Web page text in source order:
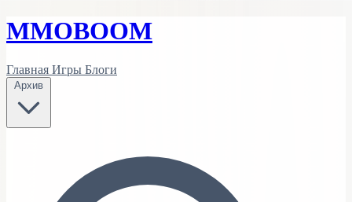
MMOBOOM
Главная Игры Блоги
Архив